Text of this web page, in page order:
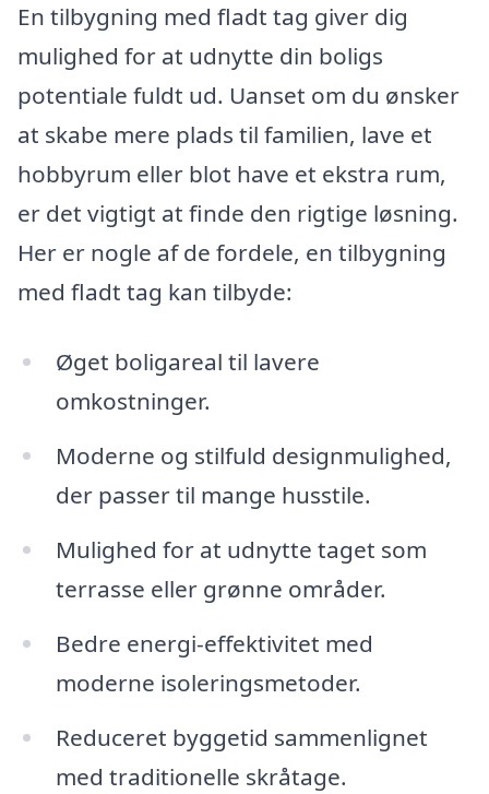
En tilbygning med fladt tag giver dig
mulighed for at udnytte din boligs
potentiale fuldt ud. Uanset om du ønsker
at skabe mere plads til familien, lave et
hobbyrum eller blot have et ekstra rum,
er det vigtigt at finde den rigtige løsning.
Her er nogle af de fordele, en tilbygning
med fladt tag kan tilbyde:
Øget boligareal til lavere
omkostninger.
Moderne og stilfuld designmulighed,
der passer til mange husstile.
Mulighed for at udnytte taget som
terrasse eller grønne områder.
Bedre energi-effektivitet med
moderne isoleringsmetoder.
Reduceret byggetid sammenlignet
med traditionelle skråtage.